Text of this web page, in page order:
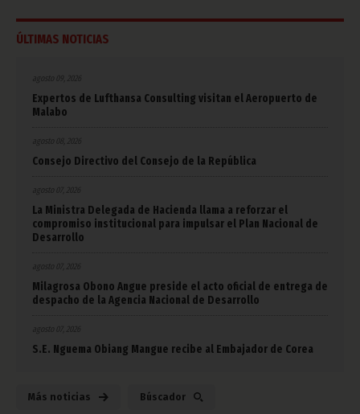
ÚLTIMAS NOTICIAS
agosto 09, 2026
Expertos de Lufthansa Consulting visitan el Aeropuerto de
Malabo
Consejo Directivo del Consejo de la República
agosto 07, 2026
La Ministra Delegada de Hacienda llama a reforzar el
compromiso institucional para impulsar el Plan Nacional de
Desarrollo
agosto 07, 2026
Milagrosa Obono Angue preside el acto oficial de entrega de
despacho de la Agencia Nacional de Desarrollo
agosto 07, 2026
S.E. Nguema Obiang Mangue recibe al Embajador de Corea
Más noticias Búscador